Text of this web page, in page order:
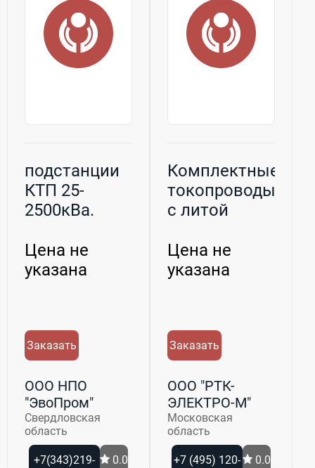
подстанции
КТП 25-
2500кВа.
Цена не
указана
Заказать
ООО НПО
"ЭвоПром"
Свердловская
область
+7(343)219-
0.0
Комплектные
токопроводы
с литой
типа ТКЛ
Цена не
указана
Заказать
ООО "РТК-
ЭЛЕКТРО-М"
Московская
область
+7 (495) 120-
0.0